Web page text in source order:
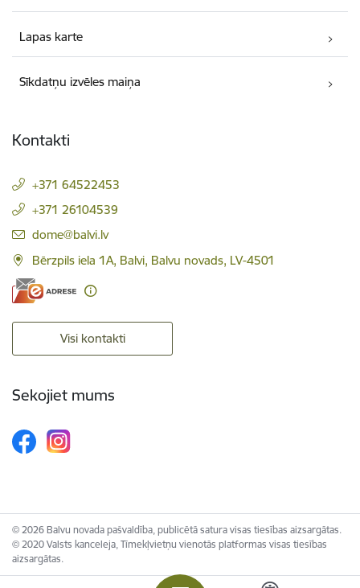
Lapas karte
Sīkdatņu izvēles maiņa
Kontakti
+371 64522453
+371 26104539
E-pasts:
dome@balvi.lv
Bērzpils iela 1A, Balvi, Balvu novads, LV-4501
Visi kontakti
Sekojiet mums
© 2026 Balvu novada pašvaldība, publicētā satura visas tiesības aizsargātas.
© 2020 Valsts kanceleja, Tīmekļvietņu vienotās platformas visas tiesības
aizsargātas.